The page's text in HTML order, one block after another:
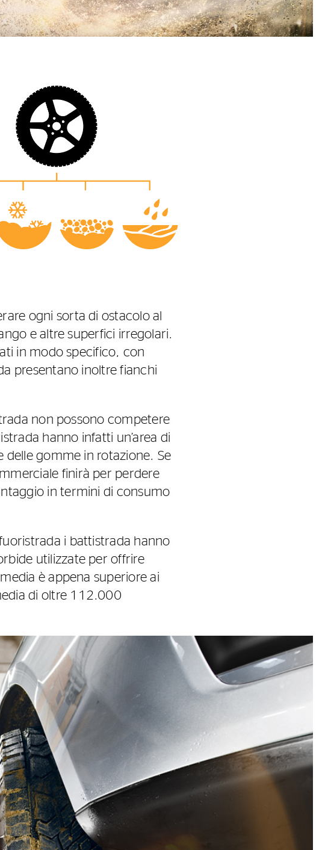
ogni sorta di ostacolo al
e altre superfici irregolari.
in modo specifico, con
presentano inoltre fianchi
non possono competere
hanno infatti un’area di
delle gomme in rotazione. Se
finirà per perdere
in termini di consumo
i battistrada hanno
utilizzate per offrire
è appena superiore ai
di oltre 112.000